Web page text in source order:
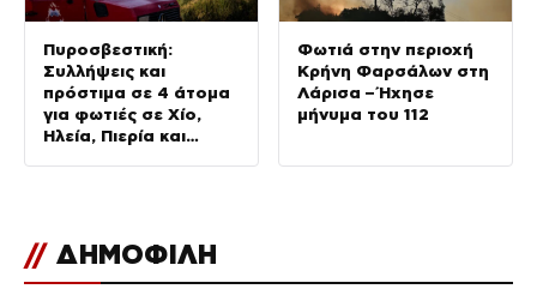
Πυροσβεστική:
Συλλήψεις και
πρόστιμα σε 4 άτομα
για φωτιές σε Χίο,
Ηλεία, Πιερία και
Φωτιά στην περιοχή
Κρήνη Φαρσάλων στη
Λάρισα – Ήχησε
μήνυμα του 112
// ΔΗΜΟΦΙΛΗ